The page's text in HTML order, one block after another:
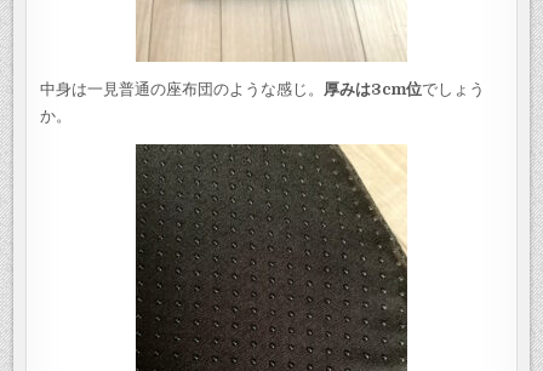
中身は一見普通の座布団のような感じ。 厚みは3cm位でしょう
か。